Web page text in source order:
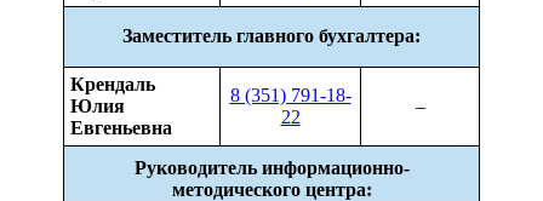
Заместитель главного бухгалтера:
Крендаль
Юлия
Евгеньевна
8 (351) 791-18-
22
–
Руководитель информационно-
методического центра: